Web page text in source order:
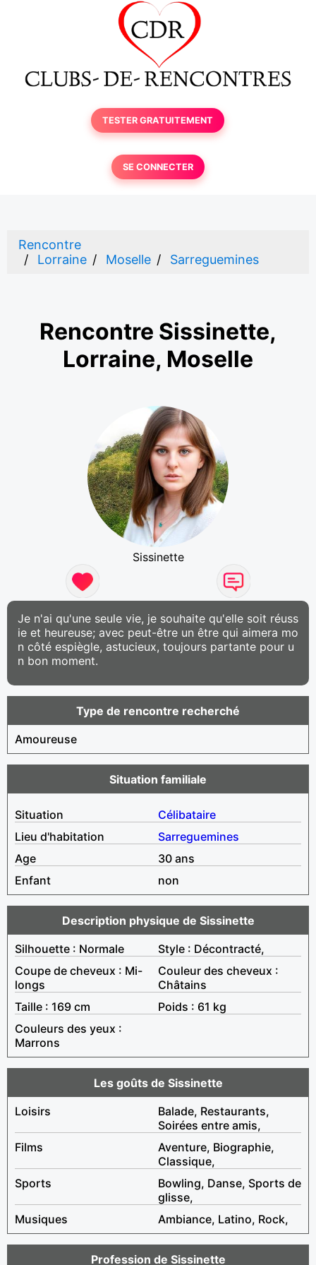
TESTER GRATUITEMENT
SE CONNECTER
Rencontre
Lorraine
Moselle Sarreguemines
Rencontre Sissinette,
Lorraine, Moselle
Sissinette
Je n'ai qu'une seule vie, je souhaite qu'elle soit réuss
ie et heureuse; avec peut-être un être qui aimera mo
n côté espiègle, astucieux, toujours partante pour u
n bon moment.
Type de rencontre recherché
Amoureuse
Situation familiale
Situation
Célibataire
Lieu d'habitation
Sarreguemines
Age
30 ans
Enfant
non
Description physique de Sissinette
Silhouette : Normale
Style : Décontracté,
Coupe de cheveux : Mi-
longs
Couleur des cheveux :
Châtains
Taille : 169 cm
Poids : 61 kg
Couleurs des yeux :
Marrons
Les goûts de Sissinette
Loisirs
Balade, Restaurants,
Soirées entre amis,
Films
Aventure, Biographie,
Classique,
Sports
Bowling, Danse, Sports de
glisse,
Musiques
Ambiance, Latino, Rock,
Profession de Sissinette